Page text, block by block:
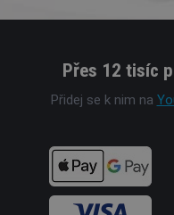
Přes 12 tisíc
Přidej se k nim na